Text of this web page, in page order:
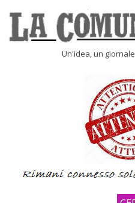
content
Un'idea, un